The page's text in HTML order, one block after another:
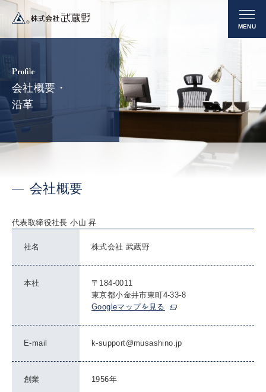
会社概要・
沿革
会社概要
代表取締役社長 小山 昇
社名 株式会社 武蔵野
本社
〒184-0011
東京都小金井市東町4-33-8
Googleマップを見る
E-mail k-support@musashino.jp
創業 1956年